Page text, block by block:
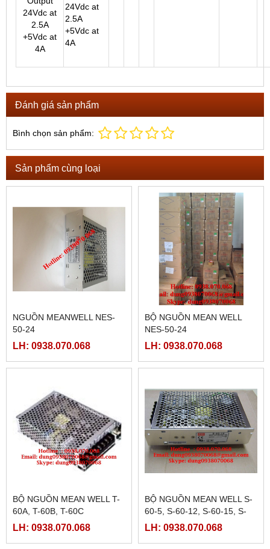
24Vdc at
2.5A
+5Vdc at
4A
Đánh giá sản phẩm
Bình chọn sản phẩm:
Sản phẩm cùng loại
NGUỒN MEANWELL NES-
50-24
LH: 0938.070.068
BỘ NGUỒN MEAN WELL
NES-50-24
LH: 0938.070.068
BỘ NGUỒN MEAN WELL T-
60A, T-60B, T-60C
LH: 0938.070.068
BỘ NGUỒN MEAN WELL S-
60-5, S-60-12, S-60-15, S-
60-24
LH: 0938.070.068